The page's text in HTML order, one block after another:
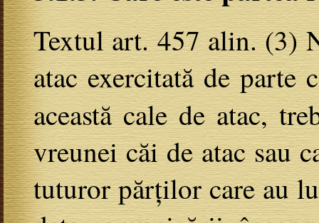
Textul art. 457 alin. (3)
atac exercitată de
această cale de atac,
vreunei căi de atac sau
tuturor părților care au